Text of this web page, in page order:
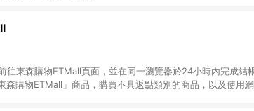
往東森購物ETMall頁面，並在同一瀏覽器於24小時內完成結
森購物ETMall」商品，購買不具返點類別的商品，以及使用